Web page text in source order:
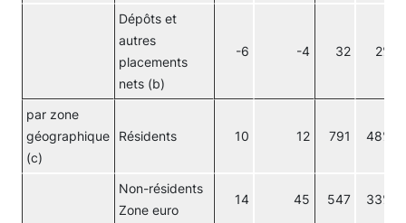
Dépôts et
autres
placements
nets (b)
-6 -4 32 2%
par zone
géographique
(c)
Résidents 10 12 791 48%
Non-résidents
Zone euro
14 45 547 33%